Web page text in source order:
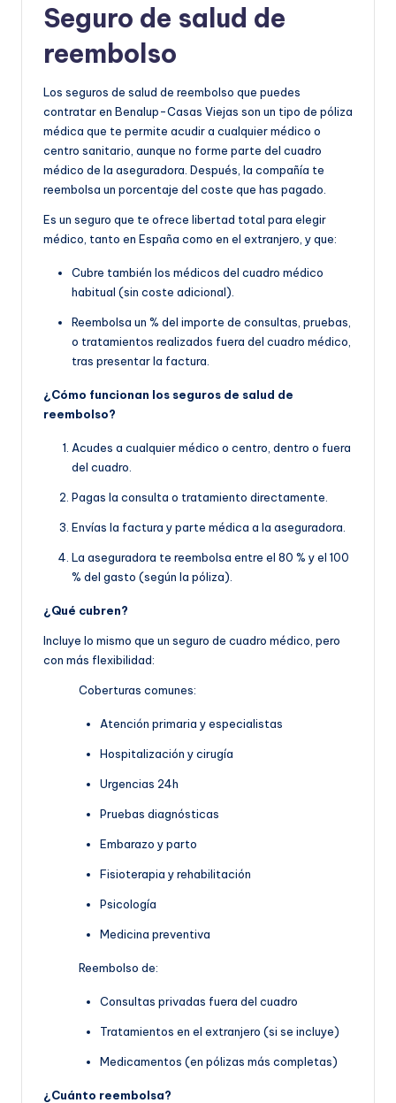
Seguro de salud de
reembolso
Los seguros de salud de reembolso que puedes
contratar en Benalup-Casas Viejas son un tipo de póliza
médica que te permite acudir a cualquier médico o
centro sanitario, aunque no forme parte del cuadro
médico de la aseguradora. Después, la compañía te
reembolsa un porcentaje del coste que has pagado.
Es un seguro que te ofrece libertad total para elegir
médico, tanto en España como en el extranjero, y que:
Cubre también los médicos del cuadro médico
habitual (sin coste adicional).
Reembolsa un % del importe de consultas, pruebas,
o tratamientos realizados fuera del cuadro médico,
tras presentar la factura.
¿Cómo funcionan los seguros de salud de
reembolso?
Acudes a cualquier médico o centro, dentro o fuera
del cuadro.
Pagas la consulta o tratamiento directamente.
Envías la factura y parte médica a la aseguradora.
La aseguradora te reembolsa entre el 80 % y el 100
% del gasto (según la póliza).
¿Qué cubren?
Incluye lo mismo que un seguro de cuadro médico, pero
con más flexibilidad:
Coberturas comunes:
Atención primaria y especialistas
Hospitalización y cirugía
Urgencias 24h
Pruebas diagnósticas
Embarazo y parto
Fisioterapia y rehabilitación
Psicología
Medicina preventiva
Reembolso de:
Consultas privadas fuera del cuadro
Tratamientos en el extranjero (si se incluye)
Medicamentos (en pólizas más completas)
¿Cuánto reembolsa?